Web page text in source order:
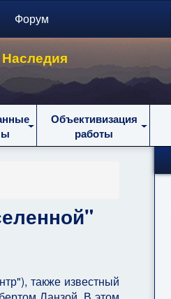
Форум
Объективизация
работы
также известный